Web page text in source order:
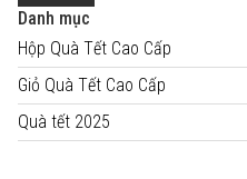
Danh mục
Hộp Quà Tết Cao Cấp
Giỏ Quà Tết Cao Cấp
Quà tết 2025